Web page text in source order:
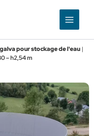
pour stockage de l'eau |
– h2,54 m